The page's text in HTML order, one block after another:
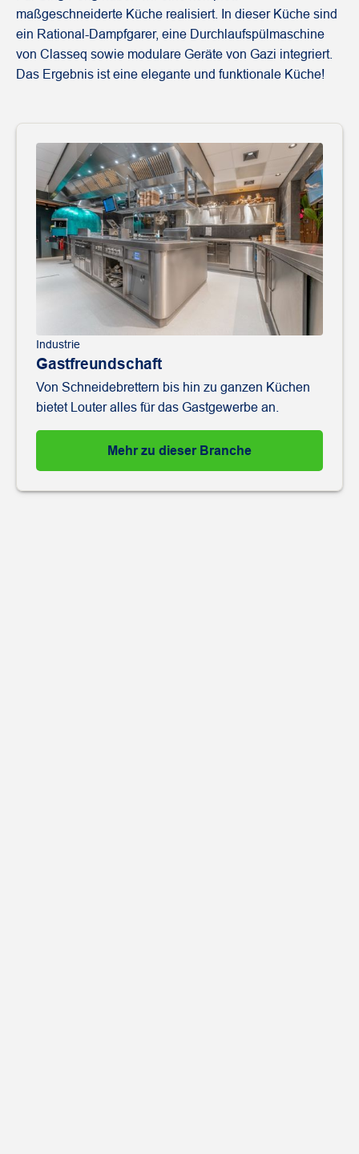
maßgeschneiderte Küche realisiert. In dieser Küche sind
ein Rational-Dampfgarer, eine Durchlaufspülmaschine
von Classeq sowie modulare Geräte von Gazi integriert.
Das Ergebnis ist eine elegante und funktionale Küche!
Industrie
Gastfreundschaft
Von Schneidebrettern bis hin zu ganzen Küchen
bietet Louter alles für das Gastgewerbe an.
Mehr zu dieser Branche